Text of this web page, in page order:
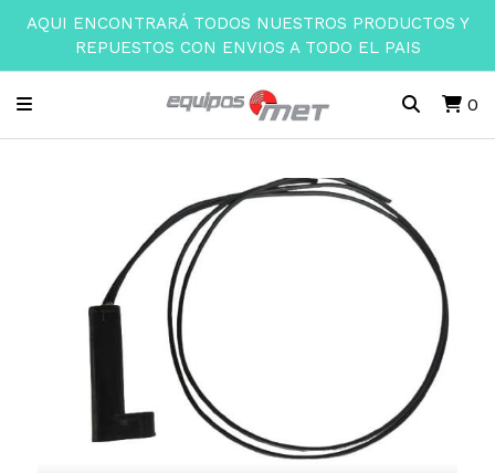
AQUI ENCONTRARÁ TODOS NUESTROS PRODUCTOS Y
REPUESTOS CON ENVIOS A TODO EL PAIS
0